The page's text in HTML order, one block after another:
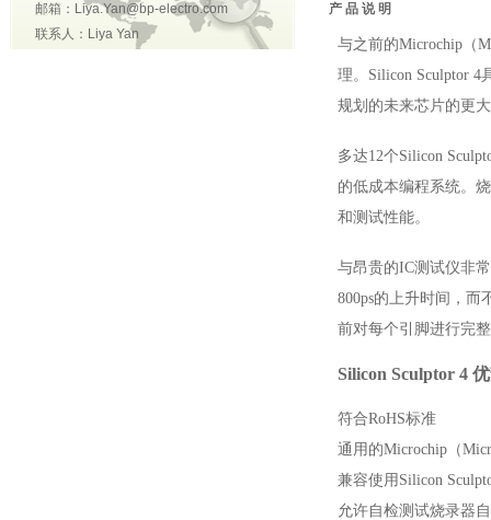
邮箱：Liya.Yan@bp-electro.com
联系人：Liya Yan
产 品 说 明
与之前的Microchip（
理。Silicon Sculptor
规划的未来芯片的更
多达12个Silicon
的低成本编程系统。
和测试性能。
与昂贵的IC测试仪非
800ps的上升时间，而
前对每个引脚进行完
Silicon Sculptor 4
符合RoHS标准
通用的Microchip （
兼容使用 Silicon
允许自检测试烧录器